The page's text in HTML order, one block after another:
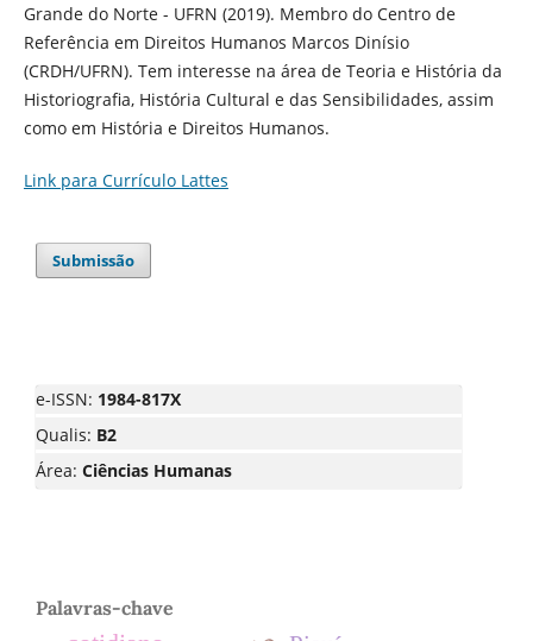
Grande do Norte - UFRN (2019). Membro do Centro de
Referência em Direitos Humanos Marcos Dinísio
(CRDH/UFRN). Tem interesse na área de Teoria e História da
Historiografia, História Cultural e das Sensibilidades, assim
como em História e Direitos Humanos.
Link para Currículo Lattes
Submissão
e-ISSN: 1984-817X
Qualis: B2
Área: Ciências Humanas
Palavras-chave